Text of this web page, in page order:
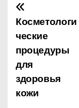
Н
а
в
и
г
Косметологи
ческие
процедуры
для
здоровья
кожи